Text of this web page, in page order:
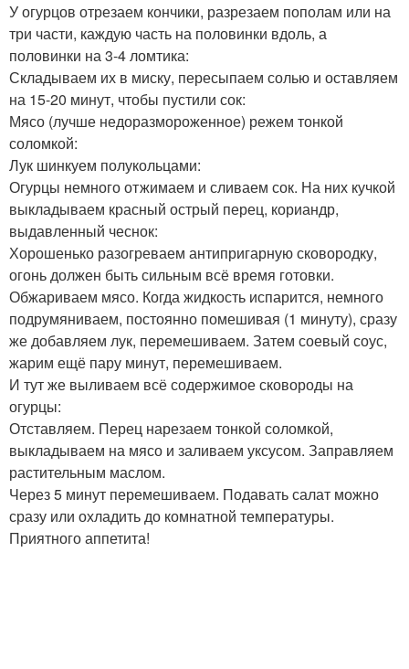
У огурцов отрезаем кончики, разрезаем пополам или на
три части, каждую часть на половинки вдоль, а
половинки на 3-4 ломтика:
Складываем их в миску, пересыпаем солью и оставляем
на 15-20 минут, чтобы пустили сок:
Мясо (лучше недоразмороженное) режем тонкой
соломкой:
Лук шинкуем полукольцами:
Огурцы немного отжимаем и сливаем сок. На них кучкой
выкладываем красный острый перец, кориандр,
выдавленный чеснок:
Хорошенько разогреваем антипригарную сковородку,
огонь должен быть сильным всё время готовки.
Обжариваем мясо. Когда жидкость испарится, немного
подрумяниваем, постоянно помешивая (1 минуту), сразу
же добавляем лук, перемешиваем. Затем соевый соус,
жарим ещё пару минут, перемешиваем.
И тут же выливаем всё содержимое сковороды на
огурцы:
Отставляем. Перец нарезаем тонкой соломкой,
выкладываем на мясо и заливаем уксусом. Заправляем
растительным маслом.
Через 5 минут перемешиваем. Подавать салат можно
сразу или охладить до комнатной температуры.
Приятного аппетита!